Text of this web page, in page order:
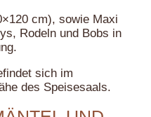
cm), sowie Maxi
Rodeln und Bobs in
sich im
des Speisesaals.